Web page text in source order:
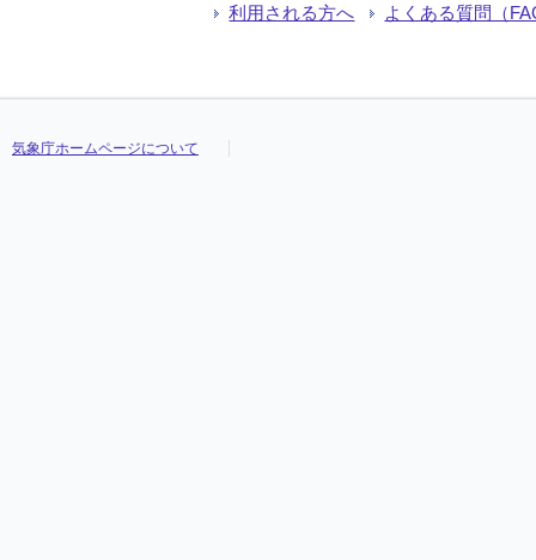
利用される方へ よくある質問（
気象庁ホームページについて